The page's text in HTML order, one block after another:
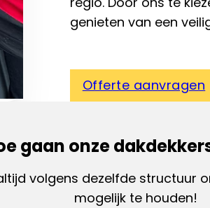
genieten van een
Offerte aanvragen
gaan onze
volgens dezelfde structuur
mogelijk te houden!